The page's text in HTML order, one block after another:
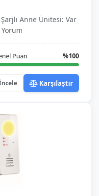
Şarjlı Anne Ünitesi: Var
Yorum
Puan %100
Karşılaştır